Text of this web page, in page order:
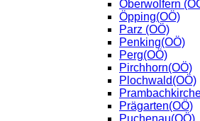
Oberwolfern
Öpping(OÖ)
Parz (OÖ)
Penking(OÖ)
Perg(OÖ)
Pirchhorn(OÖ)
Plochwald(OÖ)
Prägarten(OÖ)
Puchenau(OÖ)